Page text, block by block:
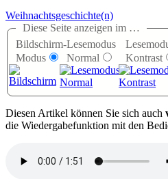
Weihnachtsgeschichte(n)
Diese Seite anzeigen im …
Bildschirm-
Modus
Lesemodus
Normal
Kontrast
Diesen Artikel können Sie sich auch
die Wiedergabefunktion mit den